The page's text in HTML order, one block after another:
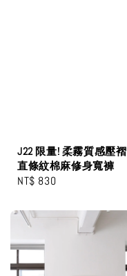
J22 限量! 柔霧質感壓褶
直條紋棉麻修身寬褲
Regular
NT$ 830